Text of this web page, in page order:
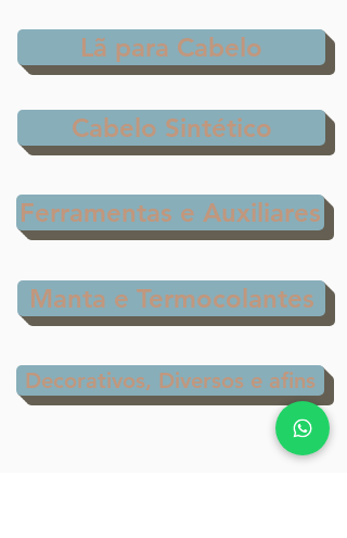
Lã para Cabelo
Cabelo Sintético
Ferramentas e Auxiliares
Manta e Termocolantes
Decorativos, Diversos e afins